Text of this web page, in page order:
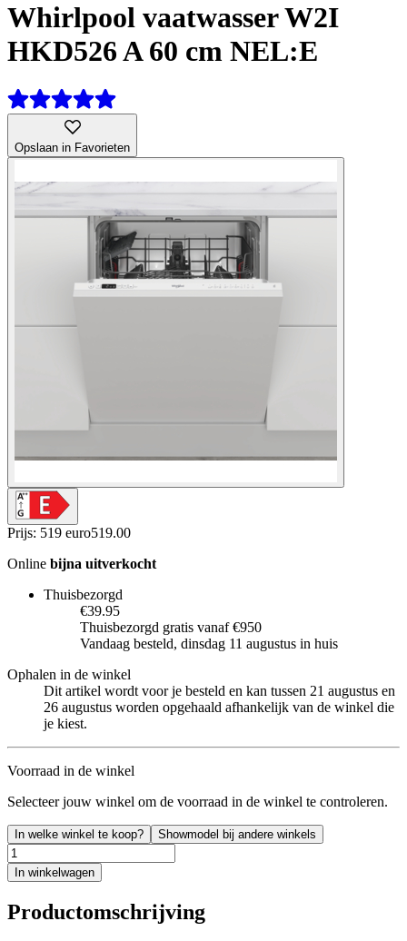
Whirlpool vaatwasser W2I
HKD526 A 60 cm NEL:E
Opslaan in Favorieten
Prijs: 519 euro519.00
Online bijna uitverkocht
Thuisbezorgd
€39.95
Thuisbezorgd gratis vanaf €950
Vandaag besteld, dinsdag 11 augustus in huis
Ophalen in de winkel
Dit artikel wordt voor je besteld en kan tussen 21 augustus en
26 augustus worden opgehaald afhankelijk van de winkel die
je kiest.
Voorraad in de winkel
Selecteer jouw winkel om de voorraad in de winkel te controleren.
In welke winkel te koop? Showmodel bij andere winkels
In winkelwagen
Productomschrijving